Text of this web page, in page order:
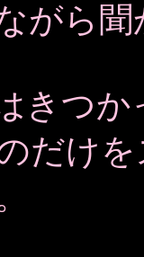
がら
きつ
だけ